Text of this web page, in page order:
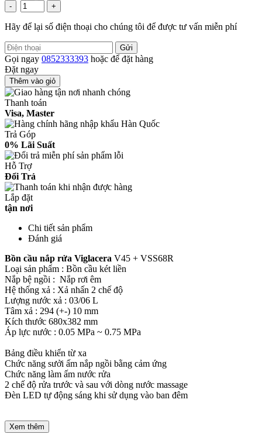
- +
Hãy để lại số điện thoại cho chúng tôi để được tư vấn miễn phí
Gửi
Gọi ngay 0852333393 hoặc để đặt hàng
Đặt ngay
Thêm vào giỏ
Thanh toán
Visa, Master
Trả Góp
0% Lãi Suất
Hỗ Trợ
Đổi Trả
Lắp đặt
tận nơi
Chi tiết sản phẩm
Đánh giá
Bồn cầu nắp rửa Viglacera V45 + VSS68R
Loại sản phẩm : Bồn cầu két liền
Nắp bệ ngồi : Nắp rơi êm
Hệ thống xả : Xả nhấn 2 chế độ
Lượng nước xả : 03/06 L
Tâm xả : 294 (+-) 10 mm
Kích thước 680x382 mm
Áp lực nước : 0.05 MPa ~ 0.75 MPa
Bảng điều khiển từ xa
Chức năng sưởi ấm nắp ngồi bằng cảm ứng
Chức năng làm ấm nước rửa
2 chế độ rửa trước và sau với dòng nước massage
Đèn LED tự động sáng khi sử dụng vào ban đêm
Xem thêm